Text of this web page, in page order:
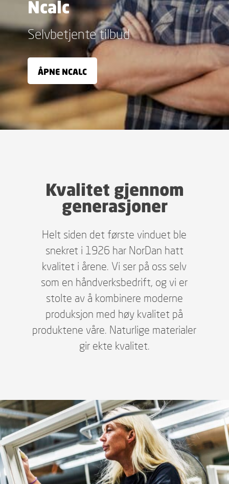
Ncalc
Selvbetjente tilbud
ÅPNE NCALC
Kvalitet gjennom
generasjoner
Helt siden det første vinduet ble
snekret i 1926 har NorDan hatt
kvalitet i årene. Vi ser på oss selv
som en håndverksbedrift, og vi er
stolte av å kombinere moderne
produksjon med høy kvalitet på
produktene våre. Naturlige materialer
gir ekte kvalitet.